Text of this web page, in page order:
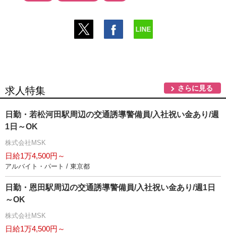
求人特集 さらに見る
日勤・若松河田駅周辺の交通誘導警備員/入社祝い金あり/週
1日～OK
株式会社MSK
日給1万4,500円～
アルバイト・パート / 東京都
日勤・恩田駅周辺の交通誘導警備員/入社祝い金あり/週1日
～OK
株式会社MSK
日給1万4,500円～